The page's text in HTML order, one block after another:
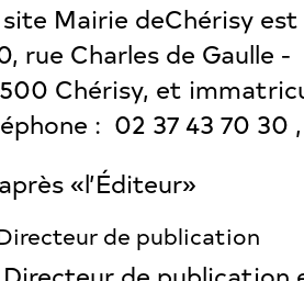
site Mairie deChérisy
rue Charles de Gaulle -
Chérisy, et
: 02 37 43 70 30
«l’Éditeur»
de publication